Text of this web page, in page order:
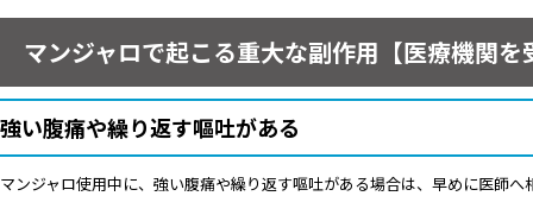
マンジャロで起こる重大な副作用【医療機関を
強い腹痛や繰り返す嘔吐がある
マンジャロ使用中に、強い腹痛や繰り返す嘔吐がある場合は、早めに医師へ